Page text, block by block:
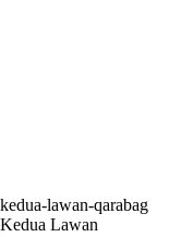
Lawan